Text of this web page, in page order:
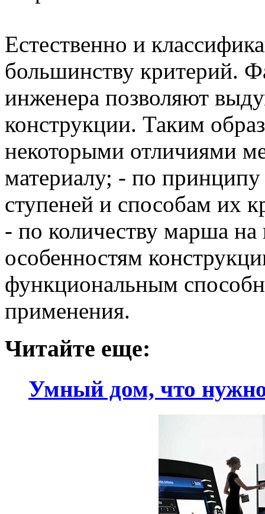
Естественно и
большинству критерий.
инженера позволяют
конструкции. Таким
некоторыми отличиями
материалу; - по
ступеней и способам их
- по количеству марша на
особенностям
функциональным
применения.
Читайте еще:
Умный дом, что